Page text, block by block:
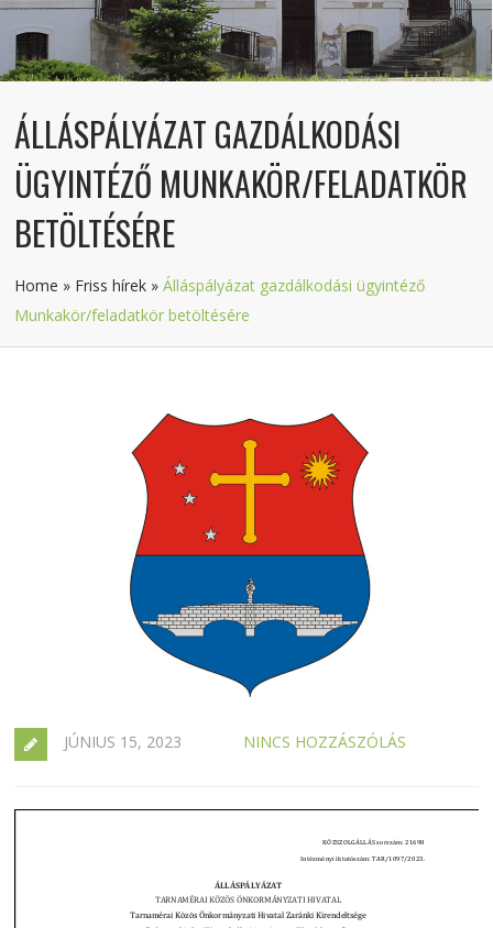
ÁLLÁSPÁLYÁZAT GAZDÁLKODÁSI
ÜGYINTÉZŐ MUNKAKÖR/FELADATKÖR
BETÖLTÉSÉRE
Home » Friss hírek »Álláspályázat gazdálkodási ügyintéző
Munkakör/feladatkör betöltésére
JÚNIUS 15, 2023 NINCS HOZZÁSZÓLÁS